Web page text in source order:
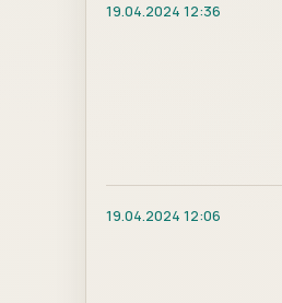
19.04.2024 12:36
19.04.2024 12:06